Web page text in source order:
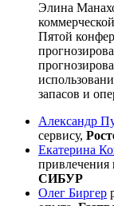
Элина
Пятой
запасов и
Александр
сервису,
Екатерина
привлечения
СИБУР
Олег Биргер